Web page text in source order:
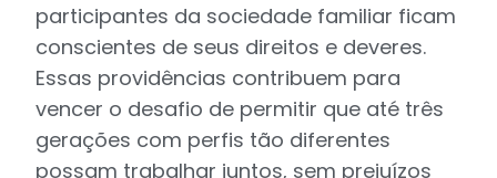
participantes da sociedade familiar ficam
conscientes de seus direitos e deveres.
Essas providências contribuem para
vencer o desafio de permitir que até três
gerações com perfis tão diferentes
possam trabalhar juntos, sem prejuízos